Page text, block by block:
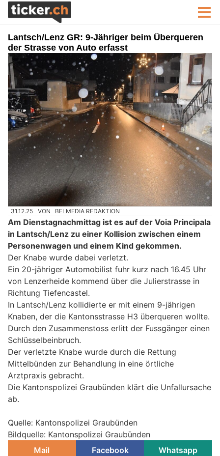
Lantsch/Lenz GR: 9-Jähriger beim Überqueren
der Strasse von Auto erfasst
31.12.25 VON BELMEDIA REDAKTION
Am Dienstagnachmittag ist es auf der Voia Principala
in Lantsch/Lenz zu einer Kollision zwischen einem
Personenwagen und einem Kind gekommen.
Der Knabe wurde dabei verletzt.
Ein 20-jähriger Automobilist fuhr kurz nach 16.45 Uhr
von Lenzerheide kommend über die Julierstrasse in
Richtung Tiefencastel.
In Lantsch/Lenz kollidierte er mit einem 9-jährigen
Knaben, der die Kantonsstrasse H3 überqueren wollte.
Durch den Zusammenstoss erlitt der Fussgänger einen
Schlüsselbeinbruch.
Der verletzte Knabe wurde durch die Rettung
Mittelbünden zur Behandlung in eine örtliche
Arztpraxis gebracht.
Die Kantonspolizei Graubünden klärt die Unfallursache
ab.
Quelle: Kantonspolizei Graubünden
Bildquelle: Kantonspolizei Graubünden
Mail
Facebook Whatsapp